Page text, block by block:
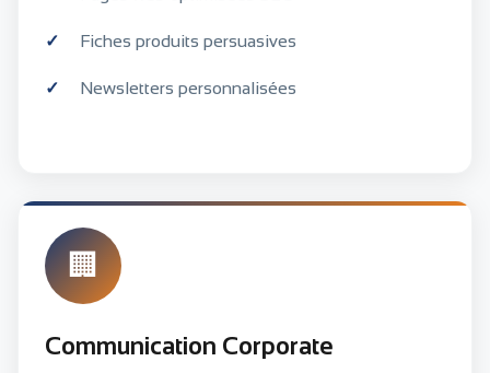
Fiches produits persuasives
Newsletters personnalisées
🏢
Communication Corporate